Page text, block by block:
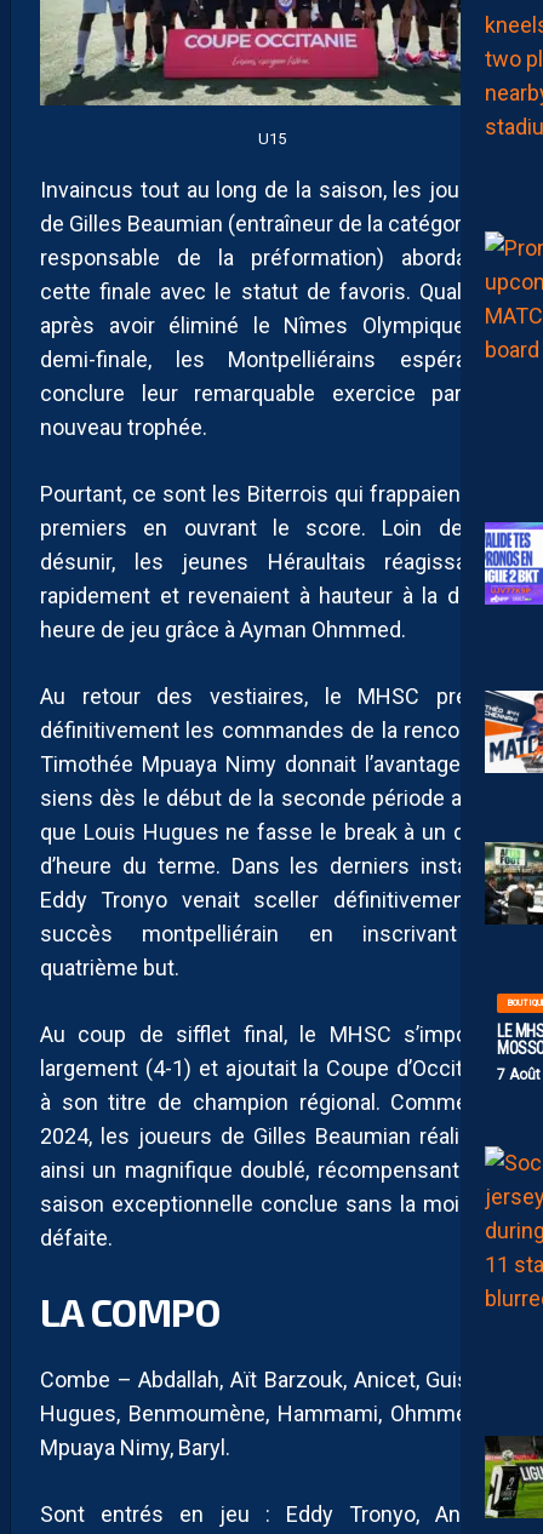
LE
7
U15
Invaincus tout au long de la saison, les joueurs
de Gilles Beaumian (entraîneur de la catégorie et
responsable de la préformation) abordaient
cette finale avec le statut de favoris. Qualifiés
après avoir éliminé le Nîmes Olympique en
demi-finale, les Montpelliérains espéraient
conclure leur remarquable exercice par un
nouveau trophée.
Pourtant, ce sont les Biterrois qui frappaient les
premiers en ouvrant le score. Loin de se
désunir, les jeunes Héraultais réagissaient
rapidement et revenaient à hauteur à la demi-
heure de jeu grâce à Ayman Ohmmed.
Au retour des vestiaires, le MHSC prenait
définitivement les commandes de la rencontre.
Timothée Mpuaya Nimy donnait l’avantage aux
siens dès le début de la seconde période avant
que Louis Hugues ne fasse le break à un quart
d’heure du terme. Dans les derniers instants,
Eddy Tronyo venait sceller définitivement le
succès montpelliérain en inscrivant le
quatrième but.
Au coup de sifflet final, le MHSC s’imposait
largement (4-1) et ajoutait la Coupe d’Occitanie
à son titre de champion régional. Comme en
2024, les joueurs de Gilles Beaumian réalisent
ainsi un magnifique doublé, récompensant une
saison exceptionnelle conclue sans la moindre
défaite.
LA COMPO
Combe – Abdallah, Aït Barzouk, Anicet, Guise –
Hugues, Benmoumène, Hammami, Ohmmed –
Mpuaya Nimy, Baryl.
Sont entrés en jeu : Eddy Tronyo, Andréa